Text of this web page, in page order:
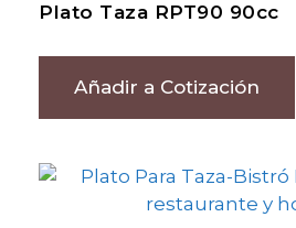
Plato Taza RPT90 90cc
Añadir a Cotización